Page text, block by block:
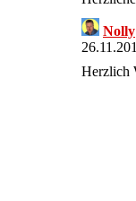
Nolly
Herzlich